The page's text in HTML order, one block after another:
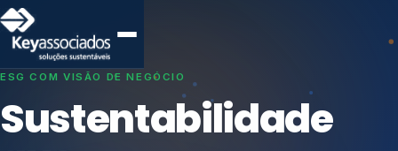
SISTEMAS DE GESTÃO OTIMIZADOS E INTEGRADOS
Conformidade que